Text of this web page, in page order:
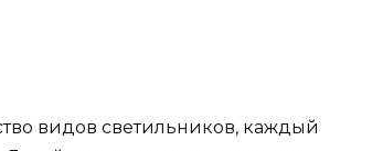
видов светильников, каждый